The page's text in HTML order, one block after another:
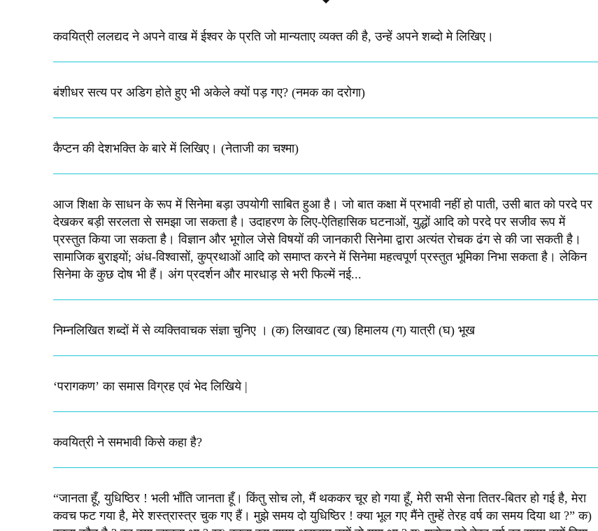
कवयित्री ललद्यद ने अपने वाख में ईश्वर के प्रति जो मान्यताए व्यक्त की है, उन्हें अपने शब्दो मे लिखिए।
बंशीधर सत्य पर अडिग होते हुए भी अकेले क्यों पड़ गए? (नमक का दरोगा)
कैप्टन की देशभक्ति के बारे में लिखिए।​ (नेताजी का चश्मा)
आज शिक्षा के साधन के रूप में सिनेमा बड़ा उपयोगी साबित हुआ है। जो बात कक्षा में प्रभावी नहीं हो पाती, उसी बात को परदे पर
देखकर बड़ी सरलता से समझा जा सकता है। उदाहरण के लिए-ऐतिहासिक घटनाओं, युद्धों आदि को परदे पर सजीव रूप में
प्रस्तुत किया जा सकता है। विज्ञान और भूगोल जेसे विषयों की जानकारी सिनेमा द्वारा अत्यंत रोचक ढंग से की जा सकती है।
सामाजिक बुराइयों; अंध-विश्वासों, कुप्रथाओं आदि को समाप्त करने में सिनेमा महत्वपूर्ण प्रस्तुत भूमिका निभा सकता है। लेकिन
सिनेमा के कुछ दोष भी हैं। अंग प्रदर्शन और मारधाड़ से भरी फिल्में नई...
निम्नलिखित शब्दों में से व्यक्तिवाचक संज्ञा चुनिए । (क) लिखावट (ख) हिमालय (ग) यात्री (घ) भूख​
‘परागकण’ का समास विग्रह एवं भेद लिखिये |
कवयित्री ने समभावी किसे कहा है?
“जानता हूँ, युधिष्ठिर ! भली भाँति जानता हूँ। किंतु सोच लो, मैं थककर चूर हो गया हूँ, मेरी सभी सेना तितर-बितर हो गई है, मेरा
कवच फट गया है, मेरे शस्‍त्रास्‍त्र चुक गए हैं। मुझे समय दो युधिष्‍ठिर ! क्‍या भूल गए मैंने तुम्‍हें तेरह वर्ष का समय दिया था ?” क)